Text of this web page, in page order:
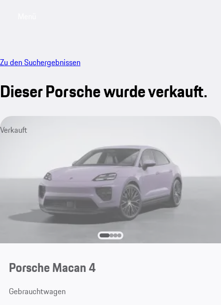
Zu den Suchergebnissen
Dieser Porsche wurde verkauft.
Verkauft
Porsche Macan 4
Gebrauchtwagen